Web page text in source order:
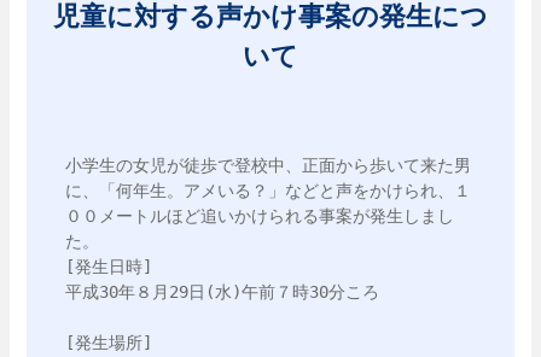
児童に対する声かけ事案の発生につ
いて
小学生の女児が徒歩で登校中、正面から歩いて来た男
に、「何年生。アメいる？」などと声をかけられ、１
００メートルほど追いかけられる事案が発生しまし
た。
[発生日時]
平成30年８月29日(水)午前７時30分ころ
[発生場所]